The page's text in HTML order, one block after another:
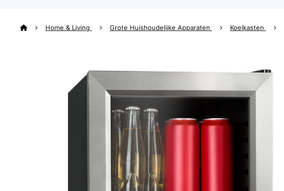
Home & Living Grote Huishoudelijke Apparaten Koelkasten